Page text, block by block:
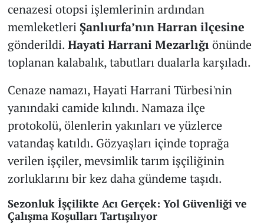
cenazesi otopsi işlemlerinin ardından
memleketleri Şanlıurfa’nın Harran ilçesine
gönderildi. Hayati Harrani Mezarlığıönünde
toplanan kalabalık, tabutları dualarla karşıladı.
Cenaze namazı, Hayati Harrani Türbesi'nin
yanındaki camide kılındı. Namaza ilçe
protokolü, ölenlerin yakınları ve yüzlerce
vatandaş katıldı. Gözyaşları içinde toprağa
verilen işçiler, mevsimlik tarım işçiliğinin
zorluklarını bir kez daha gündeme taşıdı.
Sezonluk İşçilikte Acı Gerçek: Yol Güvenliği ve
Çalışma Koşulları Tartışılıyor